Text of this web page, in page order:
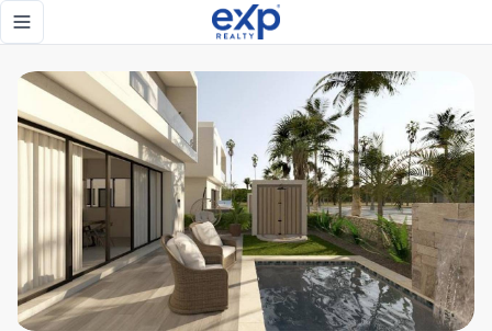
Toggle navigation menu
Venta villa de lujo de 3 habitaciones y 3.5 baños en Vista